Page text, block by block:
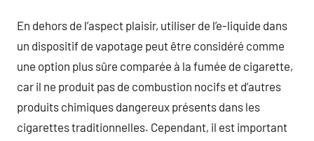
En dehors de l’aspect plaisir, utiliser de l’e-liquide dans
un dispositif de vapotage peut être considéré comme
une option plus sûre comparée à la fumée de cigarette,
car il ne produit pas de combustion nocifs et d’autres
produits chimiques dangereux présents dans les
cigarettes traditionnelles. Cependant, il est important